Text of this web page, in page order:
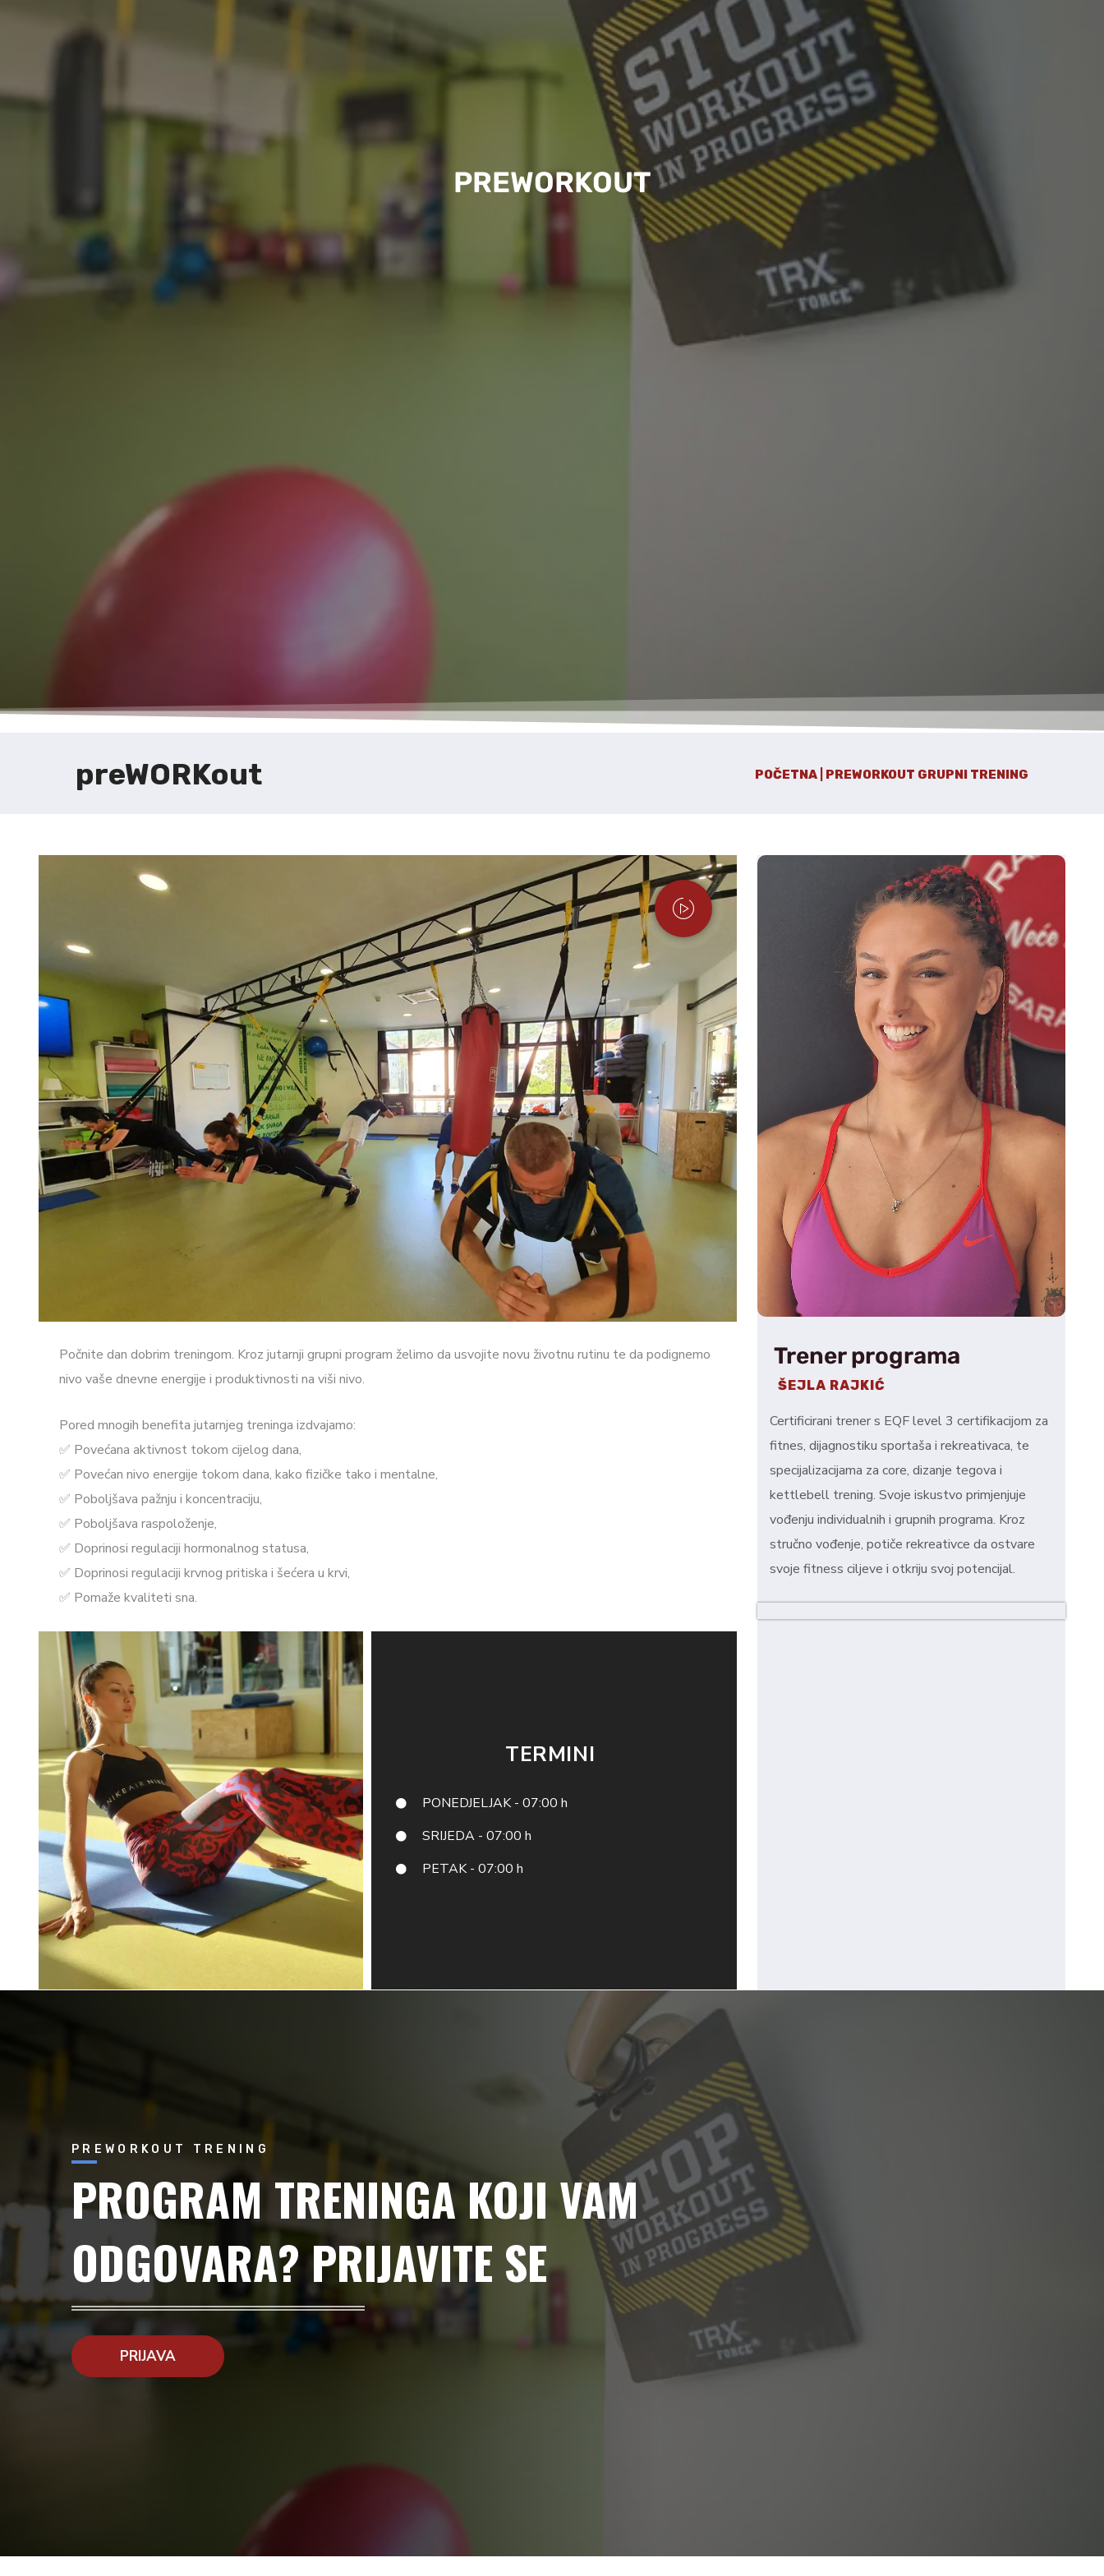
PREWORKOUT
preWORKout POČETNA | PREWORKOUT GRUPNI TRENING
Počnite dan dobrim treningom. Kroz jutarnji grupni program želimo da usvojite novu životnu rutinu te da podignemo
nivo vaše dnevne energije i produktivnosti na viši nivo.
Pored mnogih benefita jutarnjeg treninga izdvajamo:
✅️ Povećana aktivnost tokom cijelog dana,
✅️ Povećan nivo energije tokom dana, kako fizičke tako i mentalne,
✅️ Poboljšava pažnju i koncentraciju,
✅️ Poboljšava raspoloženje,
✅️ Doprinosi regulaciji hormonalnog statusa,
✅️ Doprinosi regulaciji krvnog pritiska i šećera u krvi,
✅️ Pomaže kvaliteti sna.
TERMINI
PONEDJELJAK - 07:00 h
SRIJEDA - 07:00 h
PETAK - 07:00 h
Trener programa
ŠEJLA RAJKIĆ
Certificirani trener s EQF level 3 certifikacijom za
fitnes, dijagnostiku sportaša i rekreativaca, te
specijalizacijama za core, dizanje tegova i
kettlebell trening. Svoje iskustvo primjenjuje
vođenju individualnih i grupnih programa. Kroz
stručno vođenje, potiče rekreativce da ostvare
svoje fitness ciljeve i otkriju svoj potencijal.
PREWORKOUT TRENING
PROGRAM TRENINGA KOJI VAM
ODGOVARA? PRIJAVITE SE
PRIJAVA